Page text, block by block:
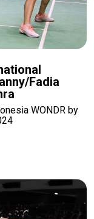
Fadia
WONDR by